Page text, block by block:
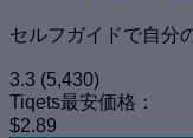
セルフガイドで自分
3.3 (5,430)
Tiqets最安価格：
$2.89